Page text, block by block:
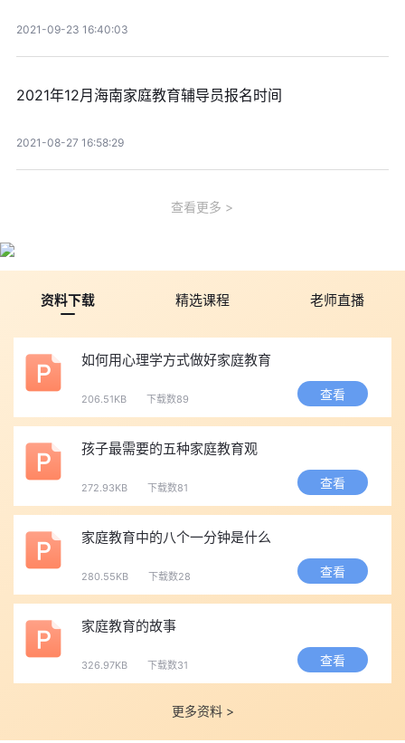
2021-09-23 16:40:03
2021年12月海南家庭教育辅导员报名时间
2021-08-27 16:58:29
查看更多
资料下载 精选课程 老师直播
如何用心理学方式做好家庭教育
206.51KB 下载数89 查看
孩子最需要的五种家庭教育观
272.93KB 下载数81 查看
家庭教育中的八个一分钟是什么
280.55KB 下载数28 查看
家庭教育的故事
326.97KB 下载数31 查看
更多资料 >